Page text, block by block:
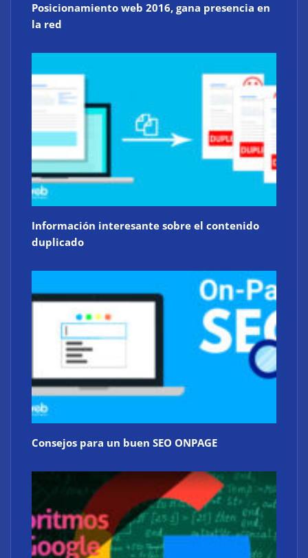
Posicionamiento web 2016, gana presencia en
la red
Información interesante sobre el contenido
duplicado
Consejos para un buen SEO ONPAGE